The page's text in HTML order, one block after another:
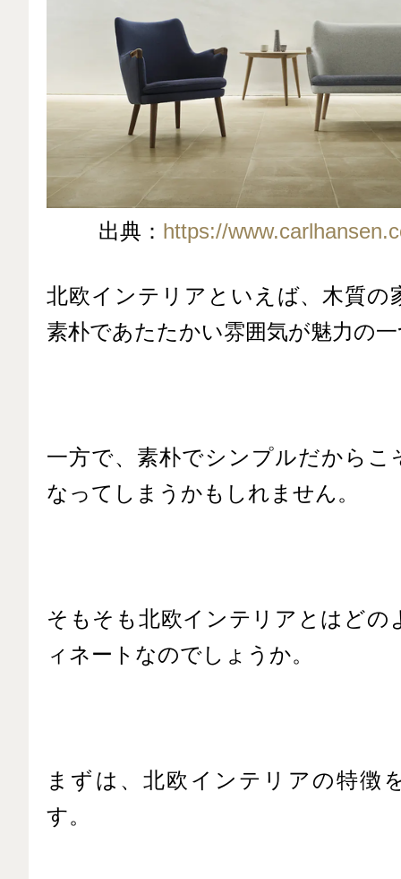
出典： https://
北欧インテリアといえば、木質の
素朴であたたかい雰囲気が魅力の
一方で、素朴でシンプルだからこ
なってしまうかもしれません。
そもそも北欧インテリアとはどの
ィネートなのでしょうか。
まずは、北欧インテリアの特徴
す。